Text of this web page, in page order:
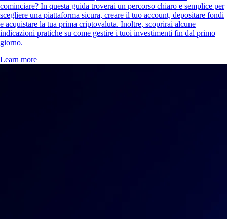
cominciare? In questa guida troverai un percorso chiaro e semplice per
scegliere una piattaforma sicura, creare il tuo account, depositare fondi
e acquistare la tua prima criptovaluta. Inoltre, scoprirai alcune
indicazioni pratiche su come gestire i tuoi investimenti fin dal primo
giorno.
Learn more